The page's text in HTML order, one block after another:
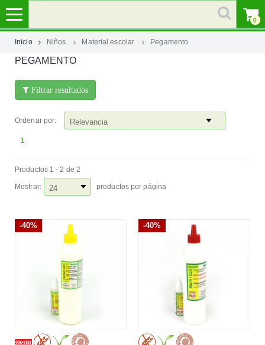
MI
CATEGORÍAS
AYUDA
0
Inicio Niños Material escolar Pegamento
PEGAMENTO
Filtrar resultados
Ordenar por:
1
Productos 1 - 2 de 2
Mostrar: productos por página
-40% -40%